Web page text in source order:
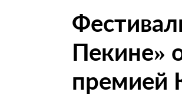
Пекине»
премией